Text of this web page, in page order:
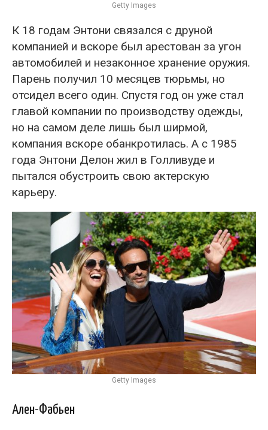
Getty Images
К 18 годам Энтони связался с друной
компанией и вскоре был арестован за угон
автомобилей и незаконное хранение оружия.
Парень получил 10 месяцев тюрьмы, но
отсидел всего один. Спустя год он уже стал
главой компании по производству одежды,
но на самом деле лишь был ширмой,
компания вскоре обанкротилась. А с 1985
года Энтони Делон жил в Голливуде и
пытался обустроить свою актерскую
карьеру.
Getty Images
Ален-Фабьен